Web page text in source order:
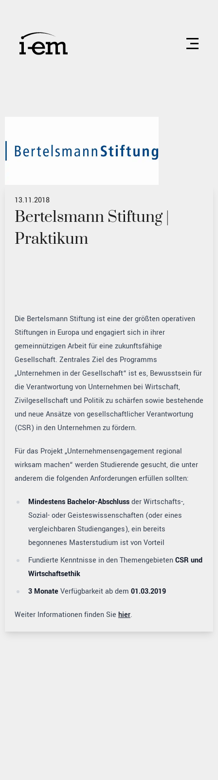
13.11.2018
Bertelsmann Stiftung |
Praktikum
Die Bertelsmann Stiftung ist eine der größten operativen
Stiftungen in Europa und engagiert sich in ihrer
gemeinnützigen Arbeit für eine zukunftsfähige
Gesellschaft. Zentrales Ziel des Programms
„Unternehmen in der Gesellschaft“ ist es, Bewusstsein für
die Verantwortung von Unternehmen bei Wirtschaft,
Zivilgesellschaft und Politik zu schärfen sowie bestehende
und neue Ansätze von gesellschaftlicher Verantwortung
(CSR) in den Unternehmen zu fördern.
Für das Projekt „Unternehmensengagement regional
wirksam machen“ werden Studierende gesucht, die unter
anderem die folgenden Anforderungen erfüllen sollten:
Mindestens Bachelor-Abschlussder Wirtschafts-,
Sozial- oder Geisteswissenschaften (oder eines
vergleichbaren Studienganges), ein bereits
begonnenes Masterstudium ist von Vorteil
Fundierte Kenntnisse in den ThemengebietenCSR und
Wirtschaftsethik
3 MonateVerfügbarkeit ab dem 01.03.2019
Weiter Informationen finden Sie hier.